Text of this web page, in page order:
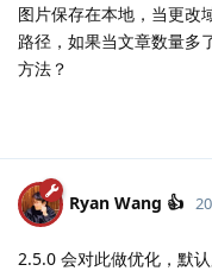
图片保存在本地，当更改
路径，如果当文章数量多
方法？
Ryan Wang 👍
2.5.0 会对此做优化，默